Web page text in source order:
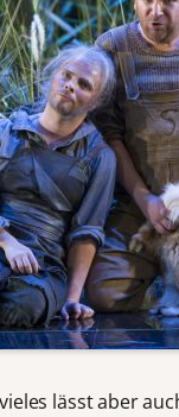
vieles lässt aber